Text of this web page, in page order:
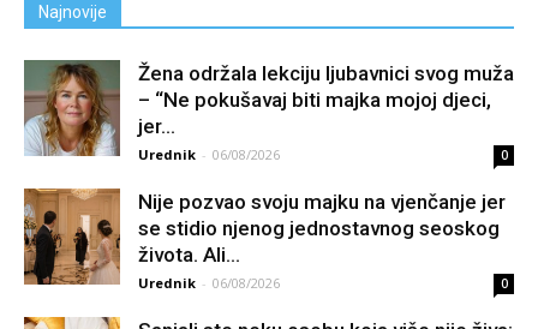
Najnovije
Žena održala lekciju ljubavnici svog muža
– “Ne pokušavaj biti majka mojoj djeci,
jer...
Urednik - 06/08/2026 0
Nije pozvao svoju majku na vjenčanje jer
se stidio njenog jednostavnog seoskog
života. Ali...
Urednik - 06/08/2026 0